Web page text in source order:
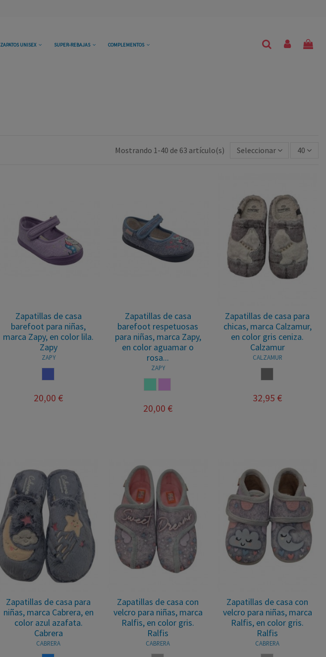
ZAPATOS UNISEX SUPER-REBAJAS COMPLEMENTOS
Mostrando 1-40 de 63 artículo(s) Seleccionar 40
Zapatillas de casa
barefoot para niñas,
marca Zapy, en color lila.
Zapy
ZAPY
20,00 €
Zapatillas de casa
barefoot respetuosas
para niñas, marca Zapy,
en color aguamar o
rosa...
ZAPY
20,00 €
Zapatillas de casa para
chicas, marca Calzamur,
en color gris ceniza.
Calzamur
CALZAMUR
32,95 €
Zapatillas de casa para
niñas, marca Cabrera, en
color azul azafata.
Cabrera
CABRERA
Zapatillas de casa con
velcro para niñas, marca
Ralfis, en color gris.
Ralfis
CABRERA
Zapatillas de casa con
velcro para niñas, marca
Ralfis, en color gris.
Ralfis
CABRERA